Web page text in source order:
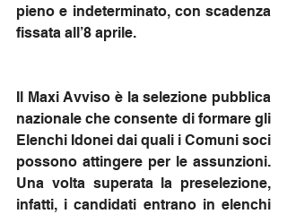
pieno e indeterminato, con scadenza
fissata all’8 aprile.
Il Maxi Avviso è la selezione pubblica
nazionale che consente di formare gli
Elenchi Idonei dai quali i Comuni soci
possono attingere per le assunzioni.
Una volta superata la preselezione,
infatti, i candidati entrano in elenchi